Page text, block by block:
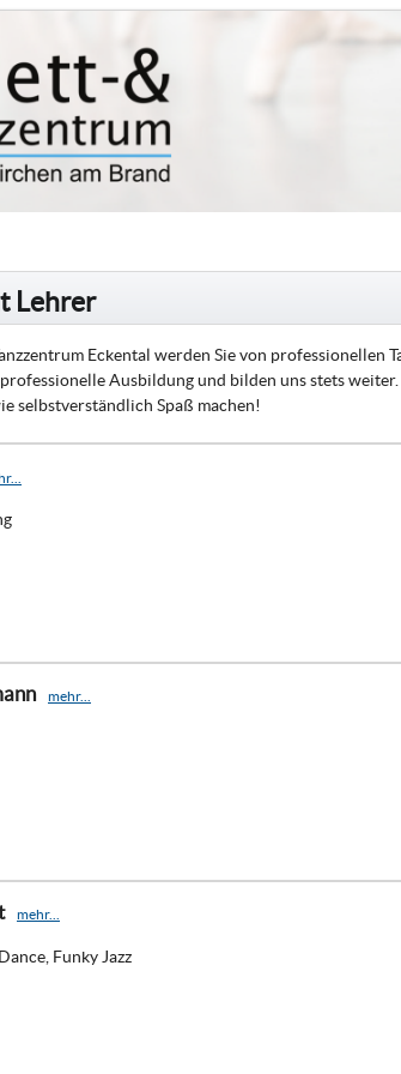
Lehrer
Eckental werden Sie von
Ausbildung und bilden uns stets
selbstverständlich Spaß machen!
mehr...
mehr...
Funky Jazz